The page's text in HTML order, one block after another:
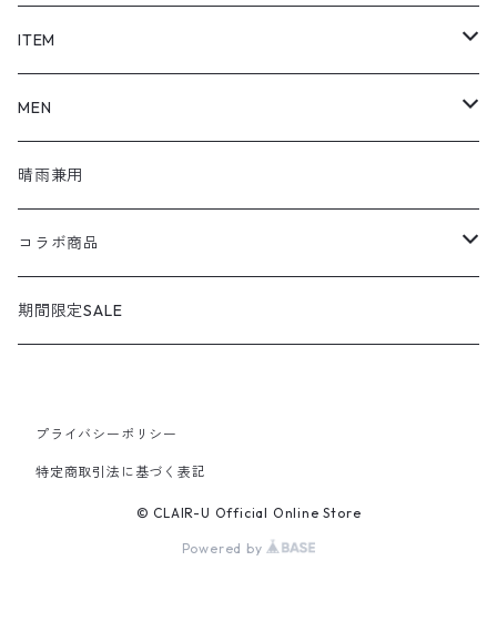
SHOEL / シュール
shoel mine / シュールマイン
shoel SPORT / シュールスポーツ
shoel men / シュールメンズ
KIZARINA / キザリナ
MICHEL KLEIN / ミッシェルクラン
GEOX / ジェオックス
ITEM
pumps / パンプス
loafers / ローファー
lace up / レースアップ
strap shoes / ストラップシューズ
sneakers / スニーカー
slip-on / スリッポン
MEN
シューズ
晴雨兼用
コラボ商品
広島東洋カープコラボ
期間限定SALE
プライバシーポリシー
特定商取引法に基づく表記
© CLAIR-U Official Online Store
Powered by